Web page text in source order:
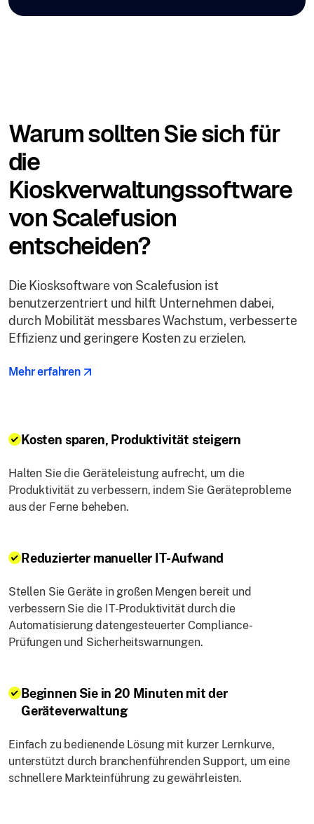
Warum sollten Sie sich für
die
Kioskverwaltungssoftware
von Scalefusion
entscheiden?
Die Kiosksoftware von Scalefusion ist
benutzerzentriert und hilft Unternehmen dabei,
durch Mobilität messbares Wachstum, verbesserte
Effizienz und geringere Kosten zu erzielen.
Mehr erfahren
Kosten sparen, Produktivität steigern
Halten Sie die Geräteleistung aufrecht, um die
Produktivität zu verbessern, indem Sie Geräteprobleme
aus der Ferne beheben.
Reduzierter manueller IT-Aufwand
Stellen Sie Geräte in großen Mengen bereit und
verbessern Sie die IT-Produktivität durch die
Automatisierung datengesteuerter Compliance-
Prüfungen und Sicherheitswarnungen.
Beginnen Sie in 20 Minuten mit der
Geräteverwaltung
Einfach zu bedienende Lösung mit kurzer Lernkurve,
unterstützt durch branchenführenden Support, um eine
schnellere Markteinführung zu gewährleisten.